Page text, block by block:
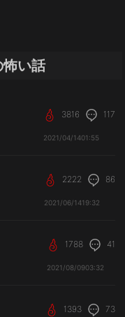
い話
3816 117
2021/04/1401:55
2222 86
2021/06/1419:32
1788 41
2021/08/0903:32
1393 73